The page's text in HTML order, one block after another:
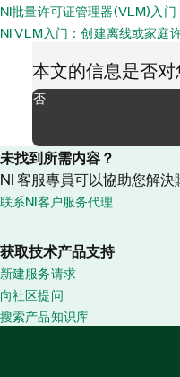
NI批量许可证管理器(VLM)入门
NI VLM入门：创建离线或家庭
本文的信息是否对
否
未找到所需内容？
NI 客服專員可以協助您解決
联系NI客户服务代理
获取技术产品支持
新建服务请求
向社区提问
搜索产品知识库